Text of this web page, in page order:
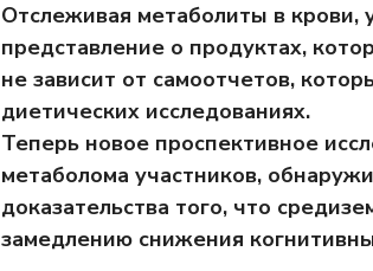
Отслеживая метаболиты в крови,
представление о продуктах,
не зависит от самоотчетов,
диетических исследованиях.
Теперь новое проспективное
метаболома участников,
доказательства того, что
замедлению снижения